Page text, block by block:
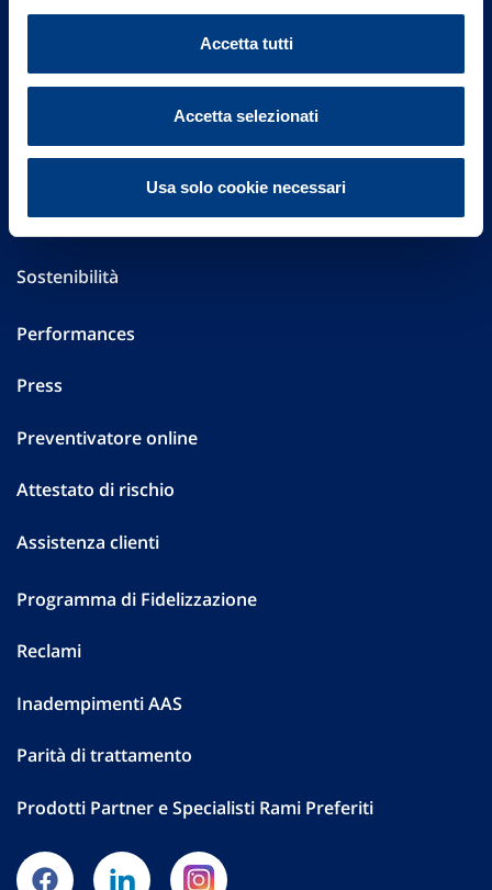
Accetta tutti
Accetta selezionati
Usa solo cookie necessari
Part. IVA 01329510158
FAQ
Altre informazioni
Sostenibilità
Performances
Press
Preventivatore online
Attestato di rischio
Assistenza clienti
Programma di Fidelizzazione
Reclami
Inadempimenti AAS
Parità di trattamento
Prodotti Partner e Specialisti Rami Preferiti